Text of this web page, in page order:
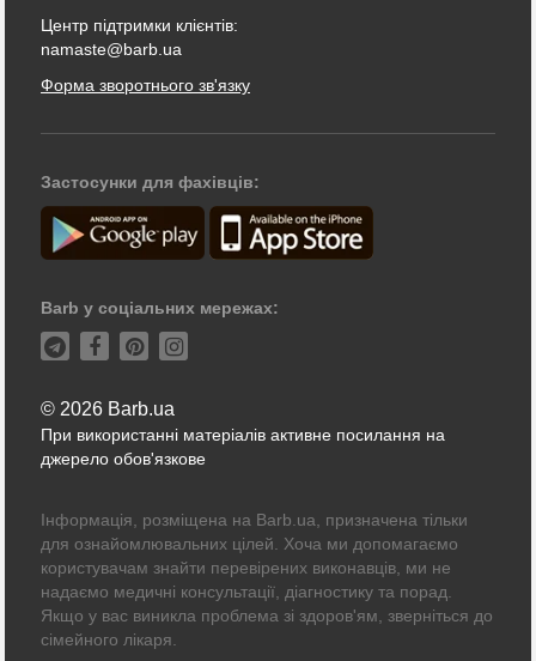
Центр підтримки клієнтів:
namaste@barb.ua
Форма зворотнього зв'язку
Застосунки для фахівців:
Barb у соціальних мережах:
© 2026 Barb.ua
При використанні матеріалів активне посилання на
джерело обов'язкове
Інформація, розміщена на Barb.ua, призначена тільки
для ознайомлювальних цілей. Хоча ми допомагаємо
користувачам знайти перевірених виконавців, ми не
надаємо медичні консультації, діагностику та порад.
Якщо у вас виникла проблема зі здоров'ям, зверніться до
сімейного лікаря.